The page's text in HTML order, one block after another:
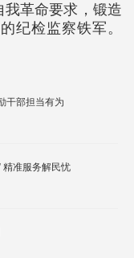
革命要求，锻造
纪检监察铁军。
干部担当有为
精准服务解民忧